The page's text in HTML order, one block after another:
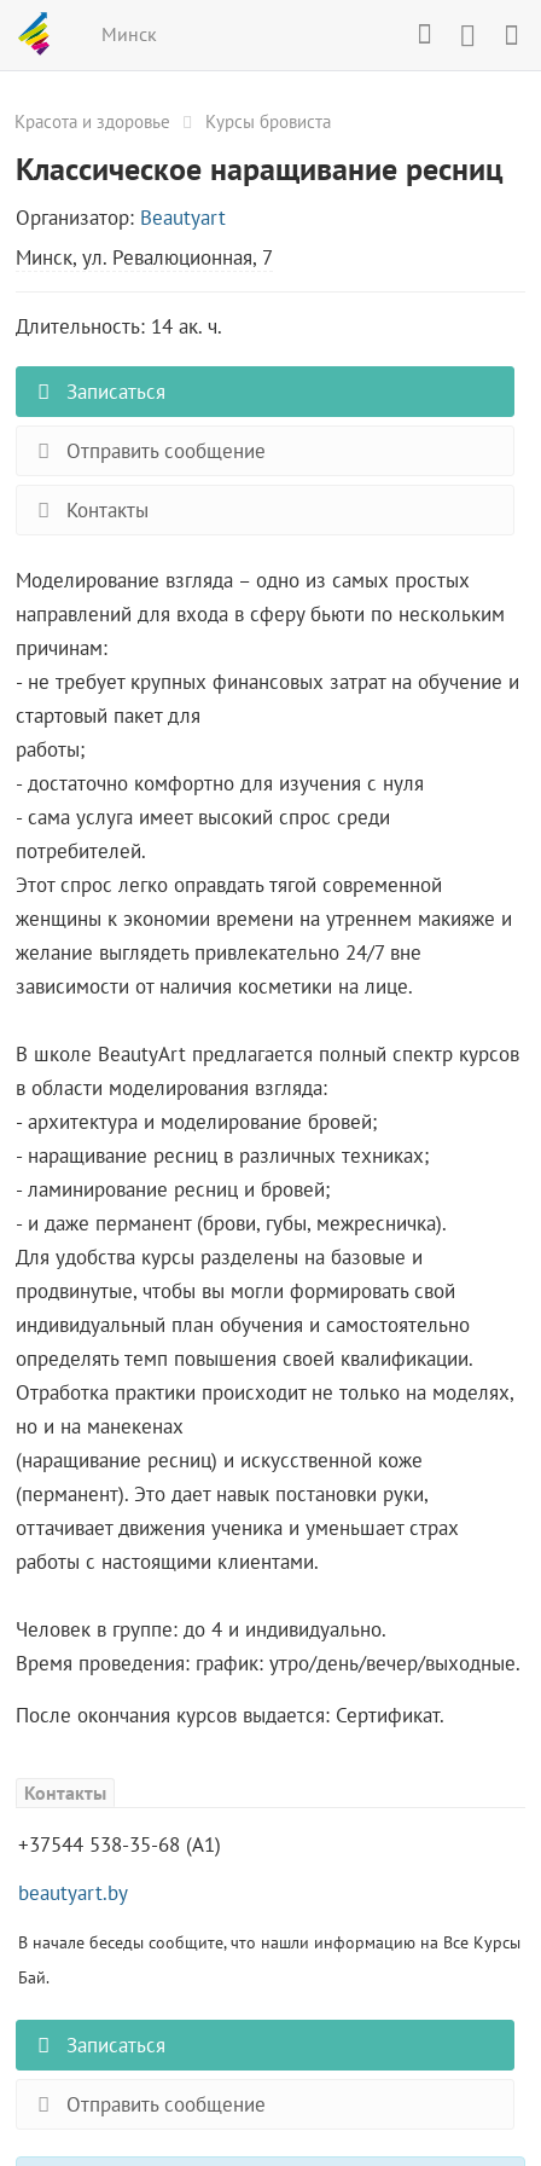
Минск
Красота и здоровье Курсы бровиста
Классическое наращивание ресниц
Организатор: Beautyart
Минск, ул. Ревалюционная, 7
Длительность: 14 ак. ч.
Записаться
Отправить сообщение
Контакты
Моделирование взгляда – одно из самых простых
направлений для входа в сферу бьюти по нескольким
причинам:
- не требует крупных финансовых затрат на обучение и
стартовый пакет для
работы;
- достаточно комфортно для изучения с нуля
- сама услуга имеет высокий спрос среди
потребителей.
Этот спрос легко оправдать тягой современной
женщины к экономии времени на утреннем макияже и
желание выглядеть привлекательно 24/7 вне
зависимости от наличия косметики на лице.
В школе BeautyArt предлагается полный спектр курсов
в области моделирования взгляда:
- архитектура и моделирование бровей;
- наращивание ресниц в различных техниках;
- ламинирование ресниц и бровей;
- и даже перманент (брови, губы, межресничка).
Для удобства курсы разделены на базовые и
продвинутые, чтобы вы могли формировать свой
индивидуальный план обучения и самостоятельно
определять темп повышения своей квалификации.
Отработка практики происходит не только на моделях,
но и на манекенах
(наращивание ресниц) и искусственной коже
(перманент). Это дает навык постановки руки,
оттачивает движения ученика и уменьшает страх
работы с настоящими клиентами.
Человек в группе: до 4 и индивидуально.
Время проведения: график: утро/день/вечер/выходные.
После окончания курсов выдается: Сертификат.
Контакты
+37544 538-35-68 (A1)
beautyart.by
В начале беседы сообщите, что нашли информацию на Все Курсы
Бай.
Записаться
Отправить сообщение